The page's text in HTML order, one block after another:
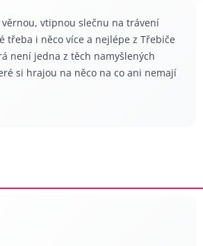
vtipnou slečnu na trávení
třeba i něco více a nejlépe z Třebiče
není jedna z těch namyšlených
si hrajou na něco na co ani nemají